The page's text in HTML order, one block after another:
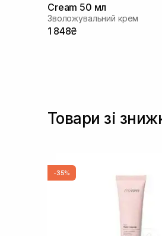
Cream 50 мл
Зволожувальний крем
1 848₴
Товари зі
-35%